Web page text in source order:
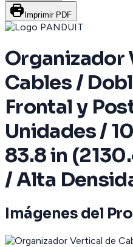
Imprimir PDF
Organizador
Cables /
Frontal y
Unidades /
83.8 in
/ Alta
Imágenes del